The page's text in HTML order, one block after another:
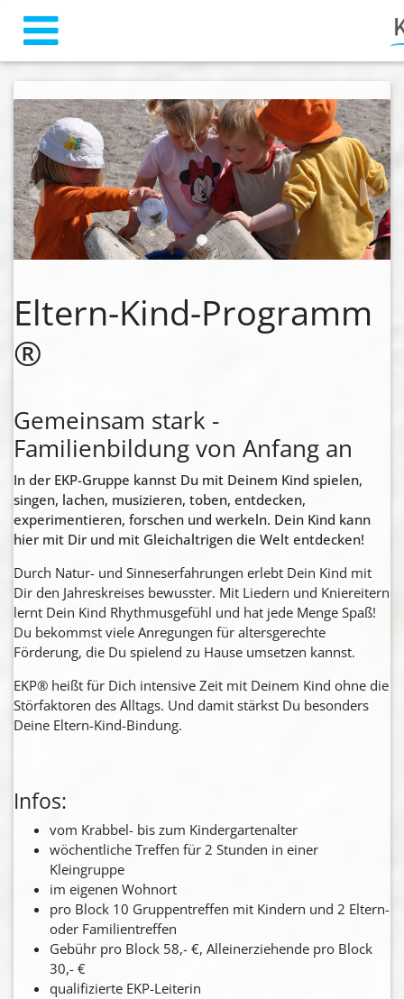
zurück weiter
Eltern-Kind-Programm
®
Gemeinsam stark -
Familienbildung von Anfang an
In der EKP-Gruppe kannst Du mit Deinem Kind spielen,
singen, lachen, musizieren, toben, entdecken,
experimentieren, forschen und werkeln. Dein Kind kann
hier mit Dir und mit Gleichaltrigen die Welt entdecken!
Durch Natur- und Sinneserfahrungen erlebt Dein Kind mit
Dir den Jahreskreises bewusster. Mit Liedern und Kniereitern
lernt Dein Kind Rhythmusgefühl und hat jede Menge Spaß!
Du bekommst viele Anregungen für altersgerechte
Förderung, die Du spielend zu Hause umsetzen kannst.
EKP® heißt für Dich intensive Zeit mit Deinem Kind ohne die
Störfaktoren des Alltags. Und damit stärkst Du besonders
Deine Eltern-Kind-Bindung.
Infos:
vom Krabbel- bis zum Kindergartenalter
wöchentliche Treffen für 2 Stunden in einer
Kleingruppe
im eigenen Wohnort
pro Block 10 Gruppentreffen mit Kindern und 2 Eltern-
oder Familientreffen
Gebühr pro Block 58,- €, Alleinerziehende pro Block
30,- €
qualifizierte EKP-Leiterin